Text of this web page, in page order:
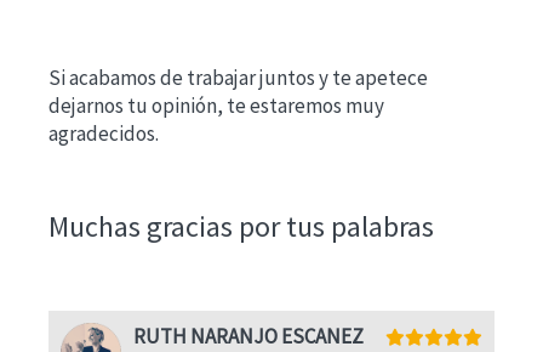
Si acabamos de trabajar juntos y te apetece
dejarnos tu opinión, te estaremos muy
agradecidos.
Muchas gracias por tus palabras
RUTH NARANJO ESCANEZ